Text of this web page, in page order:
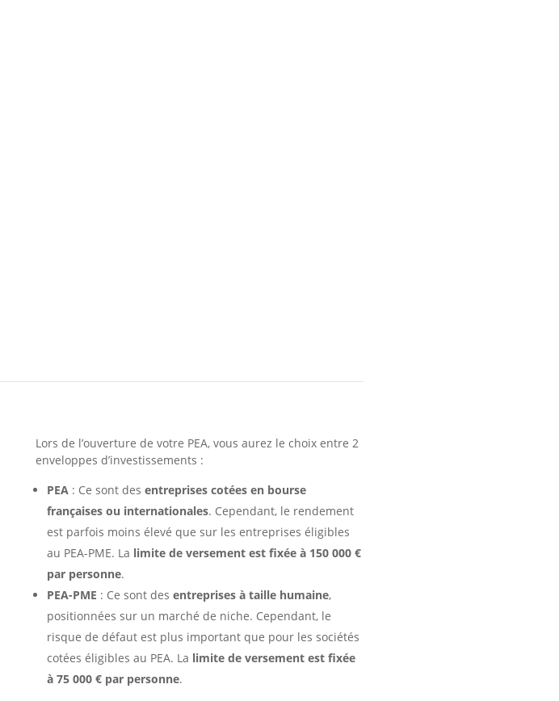
Lors de l’ouverture de votre PEA, vous aurez le choix entre 2
enveloppes d’investissements :
PEA: Ce sont des entreprises cotées en bourse
françaises ou internationales. Cependant, le rendement
est parfois moins élevé que sur les entreprises éligibles
au PEA-PME. La limite de versement est fixée à 150 000 €
par personne.
PEA-PME : Ce sont des entreprises à taille humaine,
positionnées sur un marché de niche. Cependant, le
risque de défaut est plus important que pour les sociétés
cotées éligibles au PEA. La limite de versement est fixée
à 75 000 € par personne.